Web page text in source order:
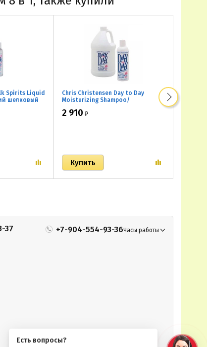
Spirits Liquid
шелковый
Chris Christensen Day to Day
Moisturizing Shampoo/
частого применения
2 910 ₽
37 +7-904-554-93-36Часы работы
Есть вопросы?